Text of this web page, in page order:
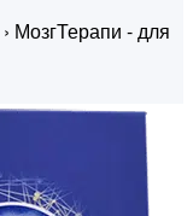
› МозгТерапи - для